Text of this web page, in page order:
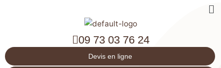
09 73 03 76 24
Devis en ligne